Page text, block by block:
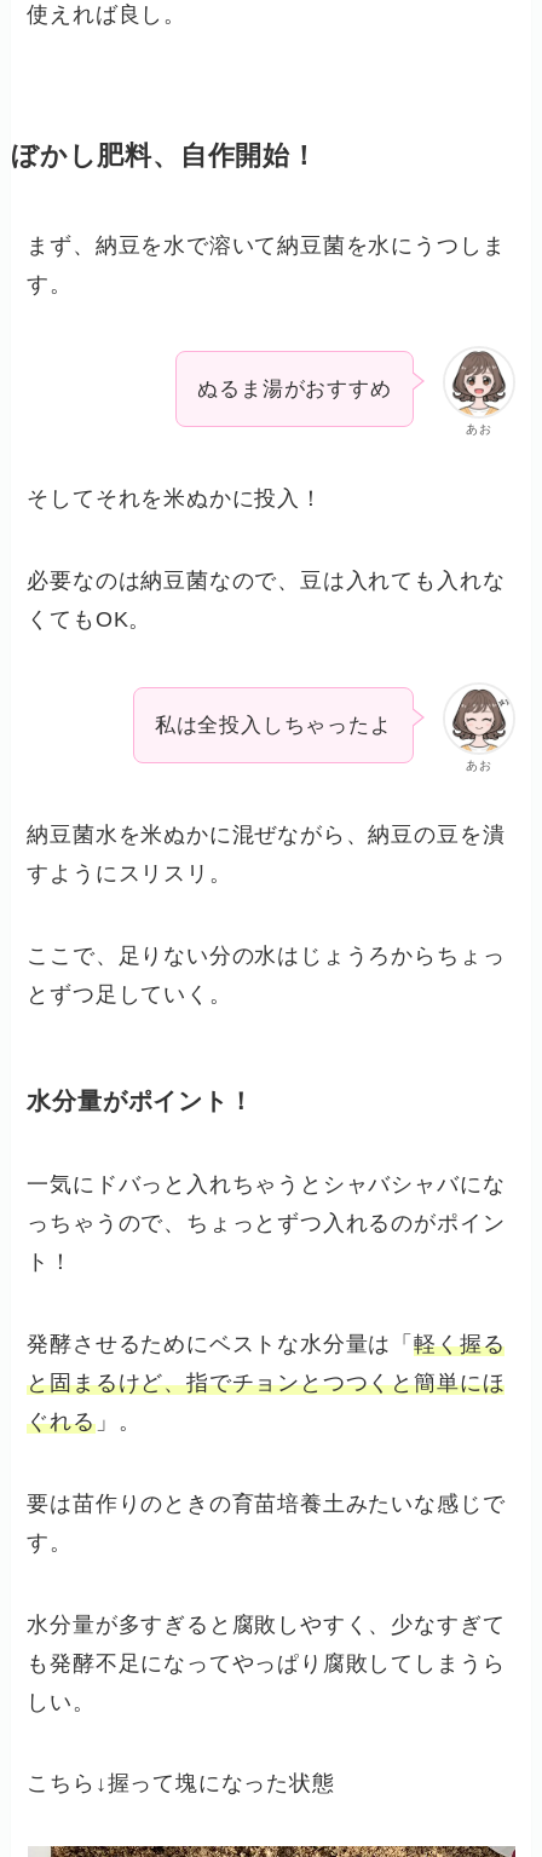
使えれば良し。
ぼかし肥料、自作開始！
まず、納豆を水で溶いて納豆菌を水にうつしま
す。
あお
ぬるま湯がおすすめ
そしてそれを米ぬかに投入！
必要なのは納豆菌なので、豆は入れても入れな
くてもOK。
あお
私は全投入しちゃったよ
納豆菌水を米ぬかに混ぜながら、納豆の豆を潰
すようにスリスリ。
ここで、足りない分の水はじょうろからちょっ
とずつ足していく。
水分量がポイント！
一気にドバっと入れちゃうとシャバシャバにな
っちゃうので、ちょっとずつ入れるのがポイン
ト！
発酵させるためにベストな水分量は「軽く握る
と固まるけど、指でチョンとつつくと簡単にほ
ぐれる」。
要は苗作りのときの育苗培養土みたいな感じで
す。
水分量が多すぎると腐敗しやすく、少なすぎて
も発酵不足になってやっぱり腐敗してしまうら
しい。
こちら↓握って塊になった状態